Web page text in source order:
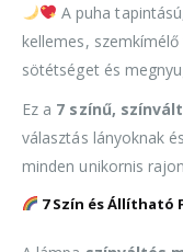
A puha
kellemes,
sötétséget és
Ez a 7 színű,
választás lányoknak
minden unikornis
7 Szín és Állítható